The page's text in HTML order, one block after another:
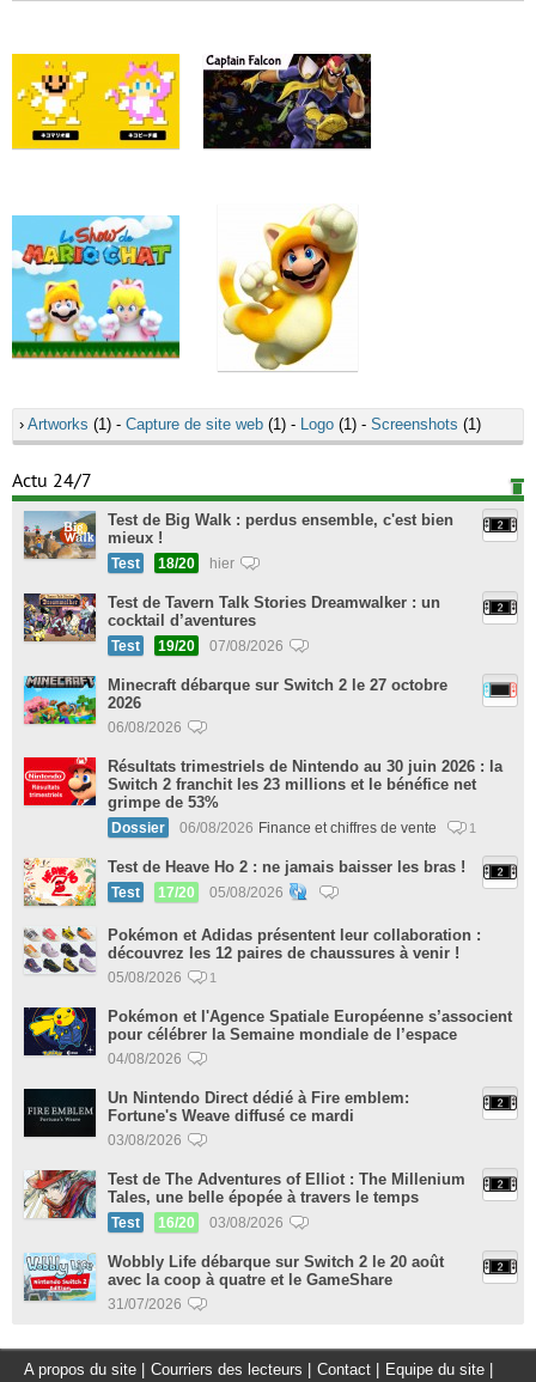
› Artworks (1) - Capture de site web (1) - Logo (1) - Screenshots (1)
Actu 24/7
Test de Big Walk : perdus ensemble, c'est bien
mieux !
Test 18/20 hier
Test de Tavern Talk Stories Dreamwalker : un
cocktail d’aventures
Test 19/20 07/08/2026
Minecraft débarque sur Switch 2 le 27 octobre
2026
06/08/2026
Résultats trimestriels de Nintendo au 30 juin 2026 : la
Switch 2 franchit les 23 millions et le bénéfice net
grimpe de 53%
Dossier 06/08/2026 Finance et chiffres de vente 1
Test de Heave Ho 2 : ne jamais baisser les bras !
Test 17/20 05/08/2026
Pokémon et Adidas présentent leur collaboration :
découvrez les 12 paires de chaussures à venir !
05/08/2026 1
Pokémon et l'Agence Spatiale Européenne s’associent
pour célébrer la Semaine mondiale de l’espace
04/08/2026
Un Nintendo Direct dédié à Fire emblem:
Fortune's Weave diffusé ce mardi
03/08/2026
Test de The Adventures of Elliot : The Millenium
Tales, une belle épopée à travers le temps
Test 16/20 03/08/2026
Wobbly Life débarque sur Switch 2 le 20 août
avec la coop à quatre et le GameShare
31/07/2026
A propos du site Courriers des lecteurs Contact Equipe du site